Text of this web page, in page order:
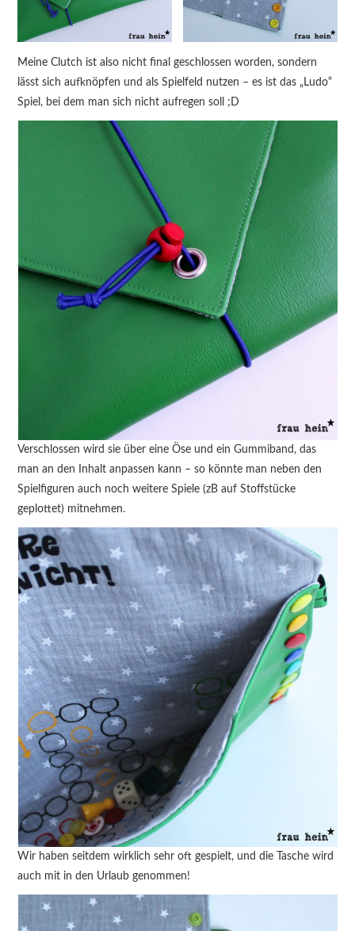
Meine Clutch ist also nicht final geschlossen worden, sondern
lässt sich aufknöpfen und als Spielfeld nutzen – es ist das „Ludo“
Spiel, bei dem man sich nicht aufregen soll ;D
Verschlossen wird sie über eine Öse und ein Gummiband, das
man an den Inhalt anpassen kann – so könnte man neben den
Spielfiguren auch noch weitere Spiele (zB auf Stoffstücke
geplottet) mitnehmen.
Wir haben seitdem wirklich sehr oft gespielt, und die Tasche wird
auch mit in den Urlaub genommen!